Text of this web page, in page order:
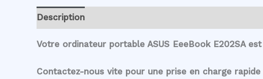
Description
Votre ordinateur portable ASUS EeeBook E202SA
Contactez-nous vite pour une prise en charge